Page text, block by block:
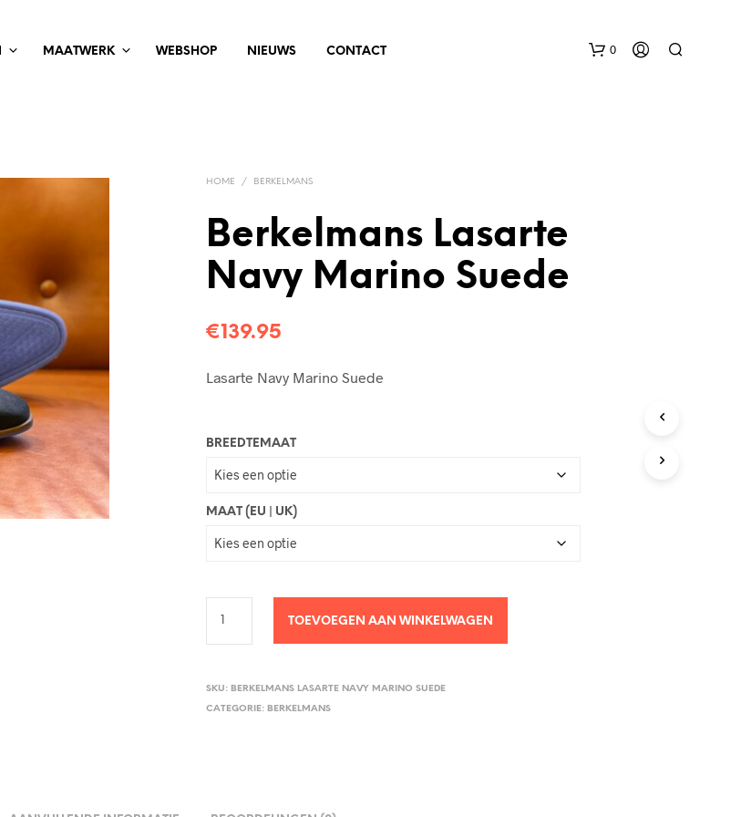
MAATWERK WEBSHOP NIEUWS CONTACT 0
HOME / BERKELMANS
Berkelmans Lasarte
Navy Marino Suede
€139.95
Lasarte Navy Marino Suede
BREEDTEMAAT
MAAT (EU | UK)
TOEVOEGEN AAN WINKELWAGEN
SKU: BERKELMANS LASARTE NAVY MARINO SUEDE
CATEGORIE: BERKELMANS